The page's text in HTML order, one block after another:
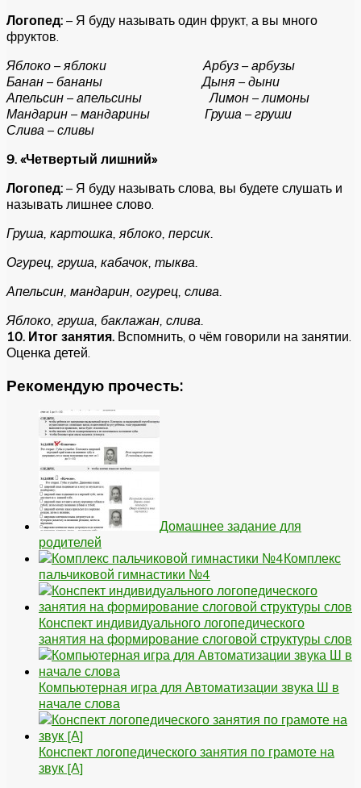
Логопед: – Я буду называть один фрукт, а вы много
фруктов.
Яблоко – яблоки Арбуз – арбузы
Банан – бананы Дыня – дыни
Апельсин – апельсины Лимон – лимоны
Мандарин – мандарины Груша – груши
Слива – сливы
9. «Четвертый лишний»
Логопед: – Я буду называть слова, вы будете слушать и
называть лишнее слово.
Груша, картошка, яблоко, персик.
Огурец, груша, кабачок, тыква.
Апельсин, мандарин, огурец, слива.
Яблоко, груша, баклажан, слива.
10. Итог занятия. Вспомнить, о чём говорили на занятии.
Оценка детей.
Рекомендую прочесть:
Домашнее задание для
родителей
Комплекс
пальчиковой гимнастики №4
Конспект индивидуального логопедического
занятия на формирование слоговой структуры слов
Компьютерная игра для Автоматизации звука Ш в
начале слова
Конспект логопедического занятия по грамоте на
звук [А]